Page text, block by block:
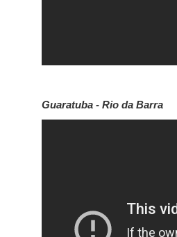
Guaratuba - Rio da Barra